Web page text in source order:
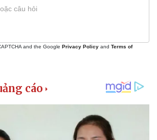
and the Google Privacy Policy and Terms of